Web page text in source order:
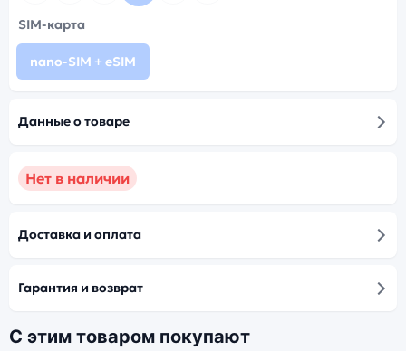
SIM-карта
nano-SIM + eSIM
Данные о товаре
Нет в наличии
Доставка и оплата
Гарантия и возврат
С этим товаром покупают